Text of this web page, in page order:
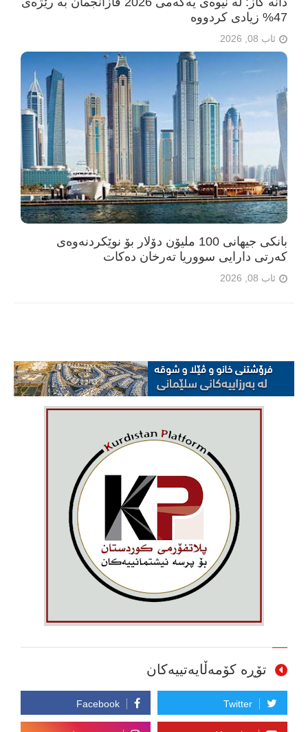
47% زیادی کردووە
ئاب 08, 2026
بانکی جیهانی 100 ملیۆن دۆلار بۆ نوێکردنەوەی
کەرتی دارایی سووریا تەرخان دەکات
ئاب 08, 2026
تۆڕە کۆمەڵایەتییەکان